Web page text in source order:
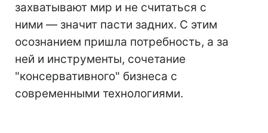
захватывают мир и не считаться с
ними — значит пасти задних. С этим
осознанием пришла потребность, а за
ней и инструменты, сочетание
"консервативного" бизнеса с
современными технологиями.